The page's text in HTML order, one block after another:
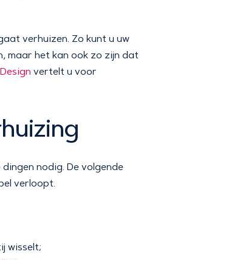
verhuizen. Zo kunt u uw
maar het kan ook zo zijn dat
vertelt u voor
nodig. De volgende
verloopt.
wisselt;